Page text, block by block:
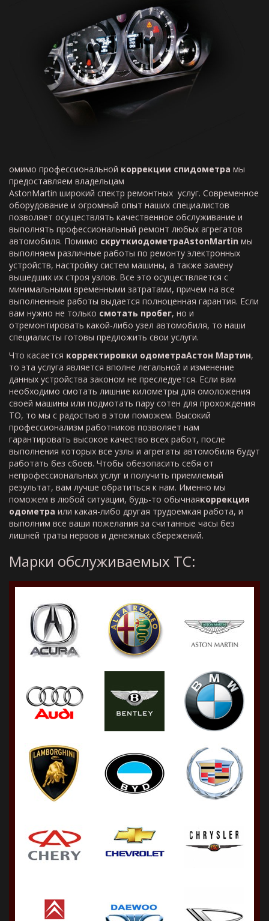
омимо профессиональной коррекции спидометра мы
предоставляем владельцам
AstonMartin широкий спектр ремонтных услуг. Современное
оборудование и огромный опыт наших специалистов
позволяет осуществлять качественное обслуживание и
выполнять профессиональный ремонт любых агрегатов
автомобиля. Помимо скруткиодометраAstonMartin мы
выполняем различные работы по ремонту электронных
устройств, настройку систем машины, а также замену
вышедших их строя узлов. Все это осуществляется с
минимальными временными затратами, причем на все
выполненные работы выдается полноценная гарантия. Если
вам нужно не только смотать пробег, но и
отремонтировать какой-либо узел автомобиля, то наши
специалисты готовы предложить свои услуги.
Что касается корректировки одометраАстон Мартин,
то эта услуга является вполне легальной и изменение
данных устройства законом не преследуется. Если вам
необходимо смотать лишние километры для омоложения
своей машины или подмотать пару сотен для прохождения
ТО, то мы с радостью в этом поможем. Высокий
профессионализм работников позволяет нам
гарантировать высокое качество всех работ, после
выполнения которых все узлы и агрегаты автомобиля будут
работать без сбоев. Чтобы обезопасить себя от
непрофессиональных услуг и получить приемлемый
результат, вам лучше обратиться к нам. Именно мы
поможем в любой ситуации, будь-то обычнаякоррекция
одометра или какая-либо другая трудоемкая работа, и
выполним все ваши пожелания за считанные часы без
лишней траты нервов и денежных сбережений.
Марки обслуживаемых ТС: